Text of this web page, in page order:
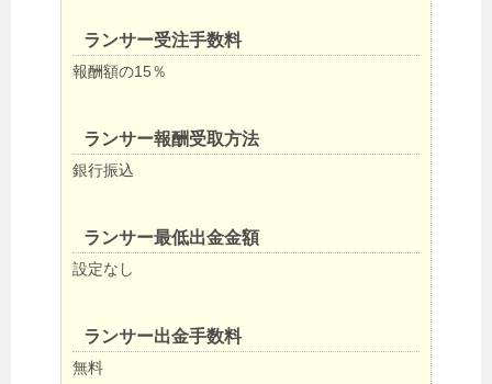
ランサー受注手数料
報酬額の15％
ランサー報酬受取方法
銀行振込
ランサー最低出金金額
設定なし
ランサー出金手数料
無料